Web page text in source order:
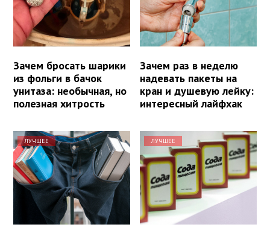
Зачем бросать шарики
из фольги в бачок
унитаза: необычная, но
полезная хитрость
Зачем раз в неделю
надевать пакеты на
кран и душевую лейку:
интересный лайфхак
ЛУЧШЕЕ ЛУЧШЕЕ